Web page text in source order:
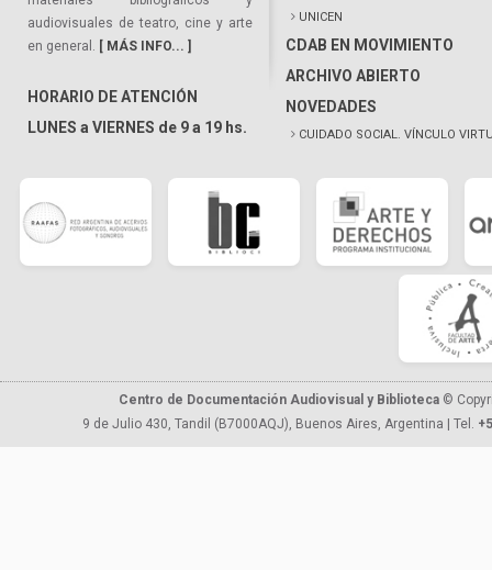
audiovisuales de teatro, cine y arte
en general. [ MÁS INFO... ]
HORARIO DE ATENCIÓN
LUNES a VIERNES de 9 a 19 hs.
UNICEN
CDAB EN MOVIMIENTO
ARCHIVO ABIERTO
NOVEDADES
CUIDADO SOCIAL. VÍNCULO
Centro de Documentación Audiovisual y Biblioteca ©
9 de Julio 430, Tandil (B7000AQJ), Buenos Aires, Argentina | Tel.